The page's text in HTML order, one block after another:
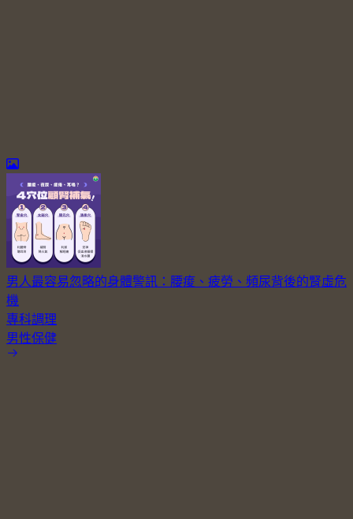
男人最容易忽略的身體警訊：腰痠、疲勞、頻尿背後的腎虛危
機
專科調理
男性保健